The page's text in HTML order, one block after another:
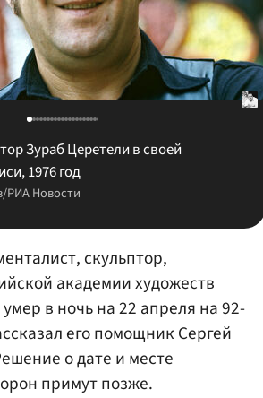
Зураб Церетели в своей
1976 год
РИА Новости
скульптор,
академии художеств
в ночь на 22 апреля на 92-
его помощник Сергей
о дате и месте
примут позже.